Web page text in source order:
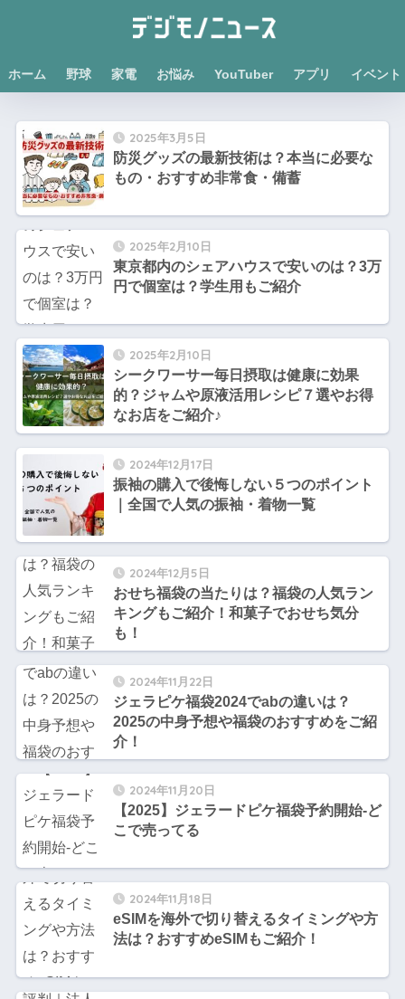
ホーム 野球 家電 お悩み YouTuber アプリ イベント
2025年3月5日
防災グッズの最新技術は？本当に必要な
もの・おすすめ非常食・備蓄
2025年2月10日
東京都内のシェアハウスで安いのは？3万
円で個室は？学生用もご紹介
2025年2月10日
シークワーサー毎日摂取は健康に効果
的？ジャムや原液活用レシピ７選やお得
なお店をご紹介♪
2024年12月17日
振袖の購入で後悔しない５つのポイント
｜全国で人気の振袖・着物一覧
2024年12月5日
おせち福袋の当たりは？福袋の人気ラン
キングもご紹介！和菓子でおせち気分
も！
2024年11月22日
ジェラピケ福袋2024でabの違いは？
2025の中身予想や福袋のおすすめをご紹
介！
2024年11月20日
【2025】ジェラードピケ福袋予約開始-ど
こで売ってる
2024年11月18日
eSIMを海外で切り替えるタイミングや方
法は？おすすめeSIMもご紹介！